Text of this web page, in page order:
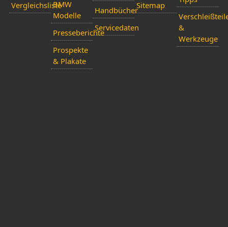
VergleichslisteBMW
Modelle
Presseberichte
Prospekte
& Plakate
Handbücher
Servicedaten
Sitemap
&
Werkzeuge